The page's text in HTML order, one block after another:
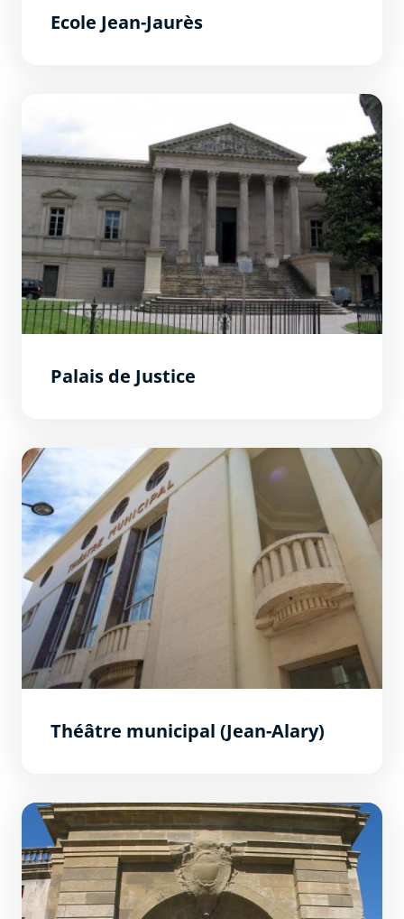
Ecole Jean-Jaurès
Palais de Justice
Théâtre municipal (Jean-Alary)
Théâtre municipal (Jean-Alary)
Porte monumentale des Jacobins